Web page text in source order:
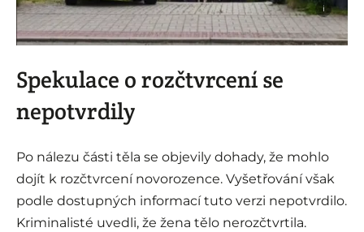
i
Spekulace o rozčtvrcení se
nepotvrdily
Po nálezu části těla se objevily dohady, že mohlo
dojít k rozčtvrcení novorozence. Vyšetřování však
podle dostupných informací tuto verzi nepotvrdilo.
Kriminalisté uvedli, že žena tělo nerozčtvrtila.